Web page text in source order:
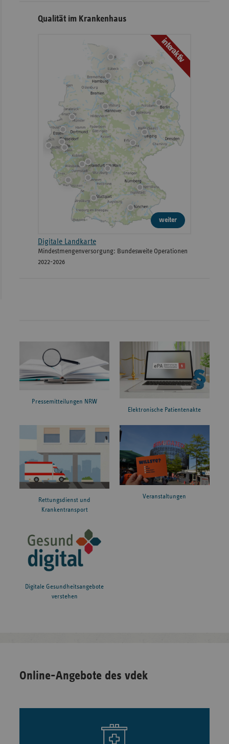
Qualität im Krankenhaus
interaktiv
weiter
Digitale Landkarte
Mindestmengenversorgung: Bundesweite Operationen
2022-2026
Pressemitteilungen NRW
Elektronische Patientenakte
Rettungsdienst und
Krankentransport
Veranstaltungen
Digitale Gesundheitsangebote
verstehen
Online-Angebote des vdek